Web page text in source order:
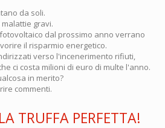
da soli.
gravi.
dal prossimo anno verrano
il risparmio energetico.
verso l'incenerimento rifiuti,
ci costa milioni di euro di multe l'anno.
in merito?
commenti.
TRUFFA PERFETTA!